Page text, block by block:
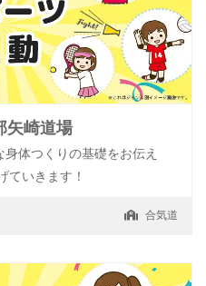
矢崎道場
体つくりの基礎をお伝え
ていきます！
合気道